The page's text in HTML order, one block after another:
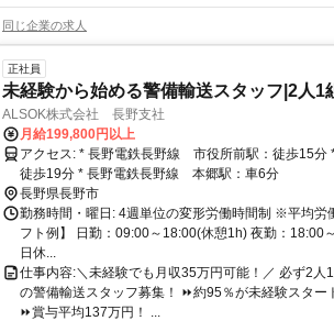
同じ企業の求人
正社員
未経験から始める警備輸送スタッフ|2人
ALSOK株式会社 長野支社
月給199,800円以上
アクセス: * 長野電鉄長野線 市役所前駅：徒歩15分 * 長野電鉄長野線 権堂駅：
徒歩19分 * 長野電鉄長野線 本郷駅：車6分
長野県長野市
勤務時間・曜日: 4週単位の変形労働時間制 ※平均労
フト例】 日勤：09:00～18:00(休憩1h) 夜勤：
日休...
仕事内容: ​＼未経験でも月収35万円可能！／ 必ず2
の警備輸送スタッフ募集！ ⏩約95％が未経験スター
⏩賞与平均137万円！ ...